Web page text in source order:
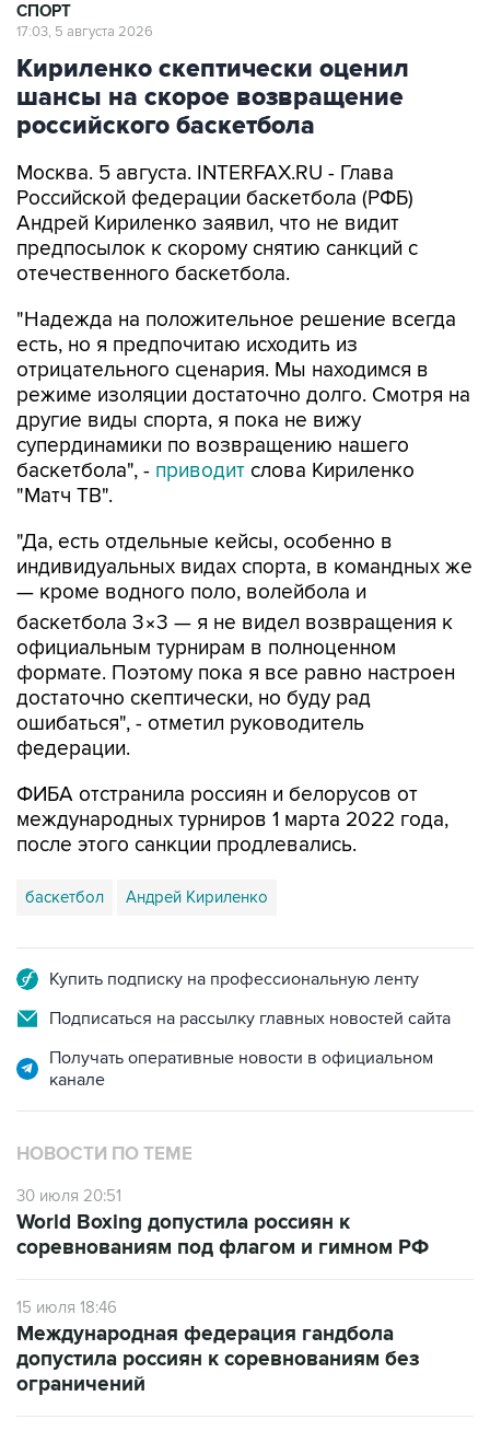
СПОРТ
17:03, 5 августа 2026
Кириленко скептически оценил
шансы на скорое возвращение
российского баскетбола
Москва. 5 августа. INTERFAX.RU - Глава
Российской федерации баскетбола (РФБ)
Андрей Кириленко заявил, что не видит
предпосылок к скорому снятию санкций с
отечественного баскетбола.
"Надежда на положительное решение всегда
есть, но я предпочитаю исходить из
отрицательного сценария. Мы находимся в
режиме изоляции достаточно долго. Смотря на
другие виды спорта, я пока не вижу
супердинамики по возвращению нашего
баскетбола", - приводит слова Кириленко
"Матч ТВ".
"Да, есть отдельные кейсы, особенно в
индивидуальных видах спорта, в командных же
— кроме водного поло, волейбола и
баскетбола 3×3 — я не видел возвращения к
официальным турнирам в полноценном
формате. Поэтому пока я все равно настроен
достаточно скептически, но буду рад
ошибаться", - отметил руководитель
федерации.
ФИБА отстранила россиян и белорусов от
международных турниров 1 марта 2022 года,
после этого санкции продлевались.
баскетбол Андрей Кириленко
Купить подписку на профессиональную ленту
Подписаться на рассылку главных новостей сайта
Получать оперативные новости в официальном
канале
НОВОСТИ ПО ТЕМЕ
30 июля 20:51
World Boxing допустила россиян к
соревнованиям под флагом и гимном РФ
15 июля 18:46
Международная федерация гандбола
допустила россиян к соревнованиям без
ограничений